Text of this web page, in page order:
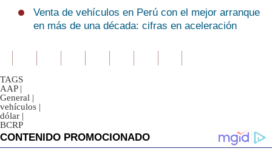
Venta de vehículos en Perú con el mejor arranque
en más de una década: cifras en aceleración
TAGS
AAP |
General |
vehículos |
dólar |
BCRP